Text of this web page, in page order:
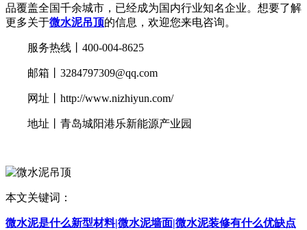
品覆盖全国千余城市，已经成为国内行业知名企业。想要了解
更多关于微水泥吊顶的信息，欢迎您来电咨询。
服务热线丨400-004-8625
邮箱丨3284797309@qq.com
网址丨http://www.nizhiyun.com/
地址丨青岛城阳港乐新能源产业园
本文关键词：
微水泥是什么新型材料|微水泥墙面|微水泥装修有什么优缺点